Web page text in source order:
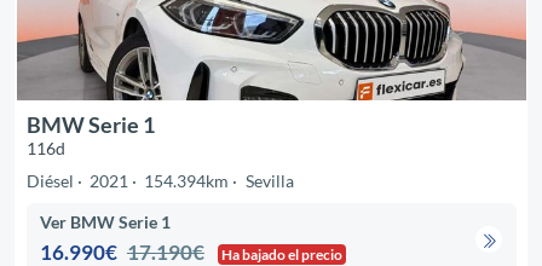
BMW Serie 1
116d
Diésel
2021 154.394km Sevilla
Ver BMW Serie 1
16.990€ 17.190€ Ha bajado el precio